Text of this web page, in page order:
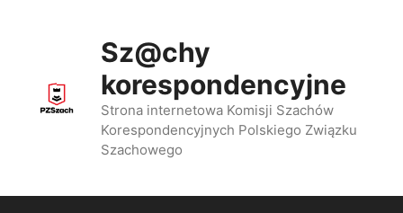
Sz@chy
korespondencyjne
Strona internetowa Komisji Szachów
Korespondencyjnych Polskiego Związku
Szachowego